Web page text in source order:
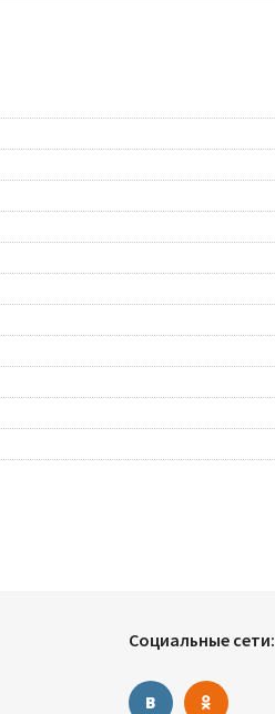
Социальные сети: